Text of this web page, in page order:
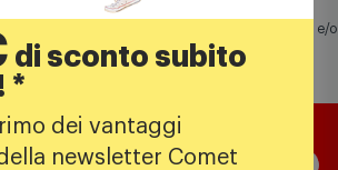
il logo dell'operatore in accensione o spegnimento e/o
che potrai disinstallare quando vuoi.
di sconto subito
*
dei vantaggi
newsletter Comet